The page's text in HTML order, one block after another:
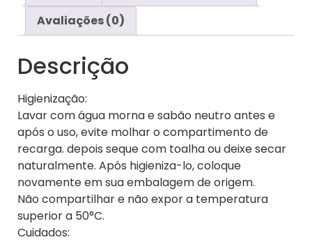
Avaliações (0)
Descrição
Higienização:
Lavar com água morna e sabão neutro antes e
após o uso, evite molhar o compartimento de
recarga. depois seque com toalha ou deixe secar
naturalmente. Após higieniza-lo, coloque
novamente em sua embalagem de origem.
Não compartilhar e não expor a temperatura
superior a 50°C.
Cuidados: